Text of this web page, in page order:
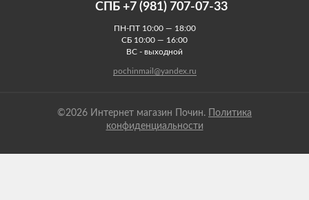
СПБ +7 (981) 707-07-33
ПН-ПТ 10:00 — 18:00
СБ 10:00 — 16:00
ВС - выходной
pochinmail@yandex.ru
©2026 Интернет магазин Почин.
Политика
конфиденциальности